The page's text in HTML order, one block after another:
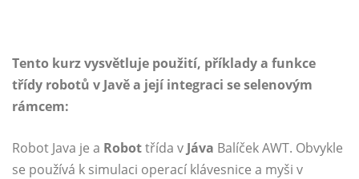
Tento kurz vysvětluje použití, příklady a funkce
třídy robotů v Javě a její integraci se selenovým
rámcem:
Robot Java je a Robottřída v Jáva Balíček AWT. Obvykle
se používá k simulaci operací klávesnice a myši v